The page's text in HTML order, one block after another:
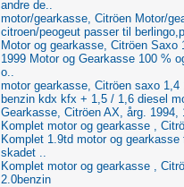
andre de..
motor/gearkasse, Citröen Motor/
citroen/peogeut passer til
Motor og gearkasse, Citröen Saxo
1999 Motor og Gearkasse 100 %
o..
motor gearkasse, Citröen saxo 1,4
benzin kdx kfx + 1,5 / 1,6 diesel
Gearkasse, Citröen AX, årg. 1994,
Komplet motor og gearkasse ,
Komplet 1.9td motor og gearkasse
skadet ..
Komplet motor og gearkasse ,
2.0benzin